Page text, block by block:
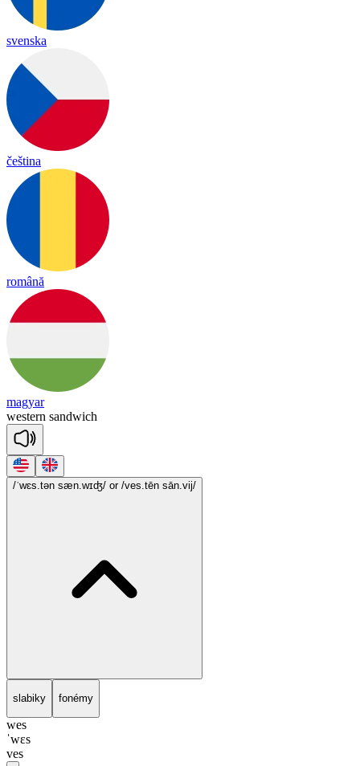
svenska
čeština
română
magyar
western sandwich
/ˈwɛs.tən sæn.wɪʤ/ or /ves.tēn sān.vij/
slabiky fonémy
wes
ˈwɛs
ves